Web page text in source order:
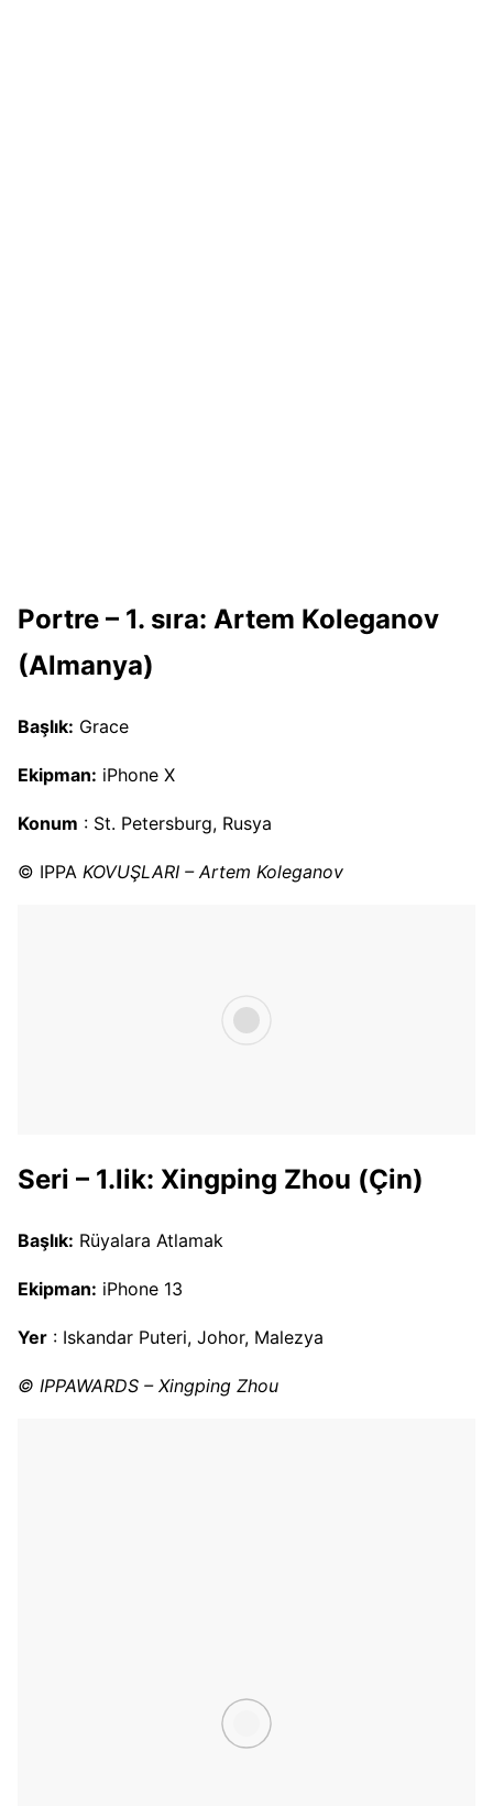
Portre – 1. sıra: Artem Koleganov
(Almanya)
Başlık: Grace
Ekipman: iPhone X
Konum : St. Petersburg, Rusya
© IPPA KOVUŞLARI – Artem Koleganov
Seri – 1.lik: Xingping Zhou (Çin)
Başlık: Rüyalara Atlamak
Ekipman: iPhone 13
Yer : Iskandar Puteri, Johor, Malezya
© IPPAWARDS – Xingping Zhou